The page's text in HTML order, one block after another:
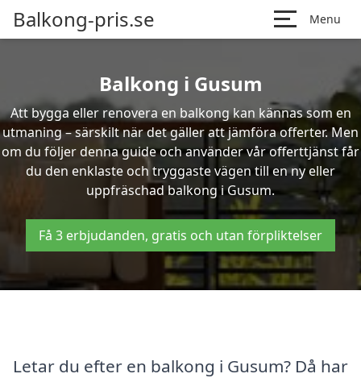
Balkong-pris.se Menu
Balkong i Gusum
Att bygga eller renovera en balkong kan kännas som en
utmaning – särskilt när det gäller att jämföra offerter. Men
om du följer denna guide och använder vår offerttjänst får
du den enklaste och tryggaste vägen till en ny eller
uppfräschad balkong i Gusum.
Få 3 erbjudanden, gratis och utan förpliktelser
Letar du efter en balkong i Gusum? Då har